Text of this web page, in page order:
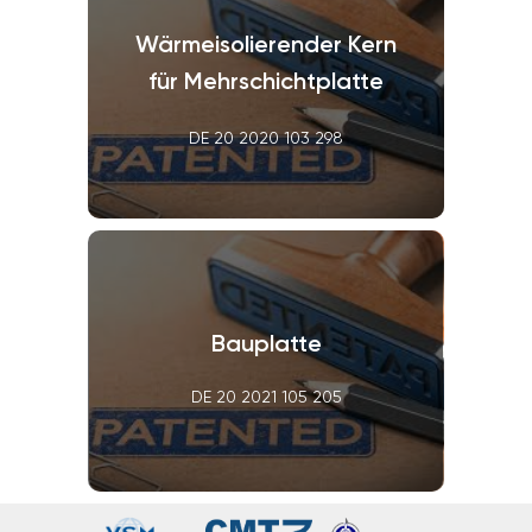
Wärmeisolierender Kern
für Mehrschichtplatte
DE 20 2020 103 298
DE 20 2021 105 205
Bauplatte